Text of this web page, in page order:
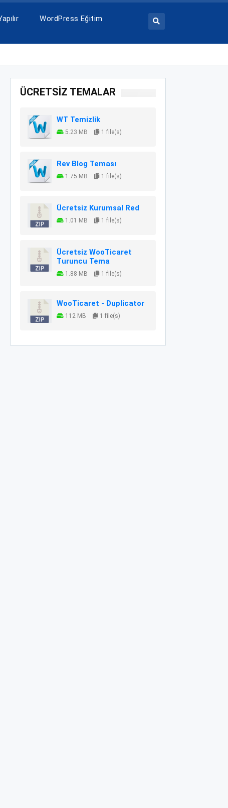
WordPress Eğitim
ÜCRETSİZ TEMALAR
WT Temizlik
5.23 MB 1 file(s)
Rev Blog Teması
1.75 MB 1 file(s)
Ücretsiz Kurumsal Red
1.01 MB 1 file(s)
Ücretsiz WooTicaret
Turuncu Tema
1.88 MB 1 file(s)
WooTicaret - Duplicator
112 MB 1 file(s)